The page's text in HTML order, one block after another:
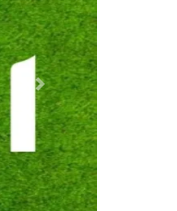
Previous